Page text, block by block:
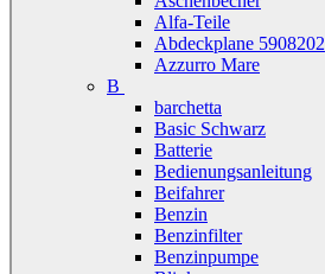
Alfa-Teile
Abdeckplane 5908202
Azzurro Mare
B
barchetta
Basic Schwarz
Batterie
Bedienungsanleitung
Beifahrer
Benzin
Benzinfilter
Benzinpumpe